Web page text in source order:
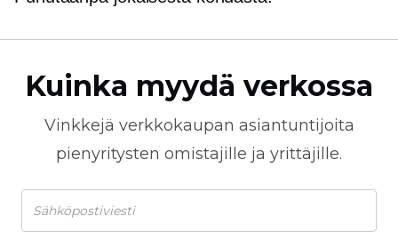
Kuinka myydä verkossa
Vinkkejä verkkokaupan asiantuntijoita
pienyritysten omistajille ja yrittäjille.